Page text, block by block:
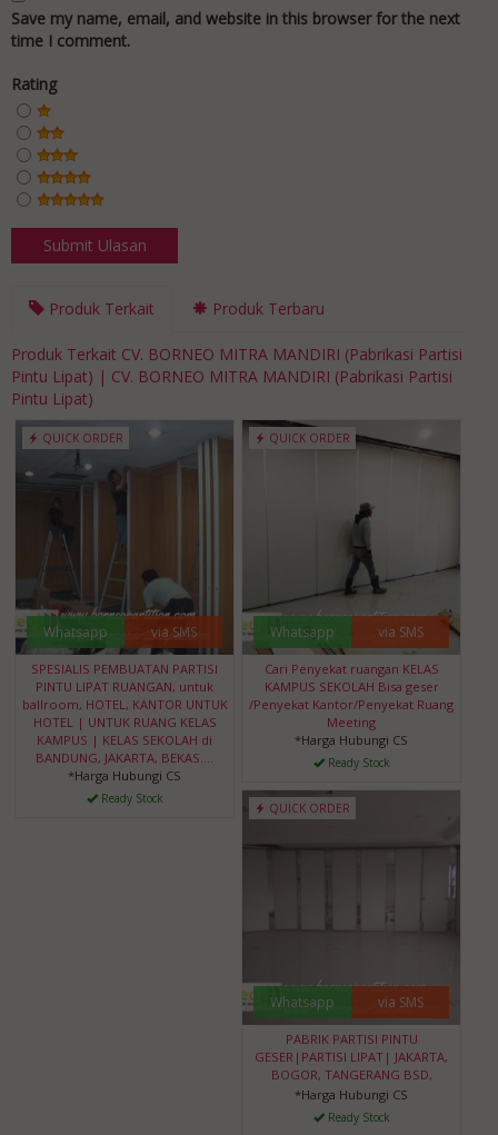
Save my name, email, and website in this browser for the next
time I comment.
Rating
Produk Terkait Produk Terbaru
Produk Terkait CV. BORNEO MITRA MANDIRI (Pabrikasi Partisi
Pintu Lipat) | CV. BORNEO MITRA MANDIRI (Pabrikasi Partisi
Pintu Lipat)
QUICK ORDER
Whatsapp via SMS
SPESIALIS PEMBUATAN PARTISI
PINTU LIPAT RUANGAN, untuk
ballroom, HOTEL, KANTOR UNTUK
HOTEL | UNTUK RUANG KELAS
KAMPUS | KELAS SEKOLAH di
BANDUNG, JAKARTA, BEKAS....
*Harga Hubungi CS
Ready Stock
QUICK ORDER
Whatsapp via SMS
Cari Penyekat ruangan KELAS
KAMPUS SEKOLAH Bisa geser
/Penyekat Kantor/Penyekat Ruang
Meeting
*Harga Hubungi CS
Ready Stock
QUICK ORDER
Whatsapp via SMS
PABRIK PARTISI PINTU
GESER|PARTISI LIPAT| JAKARTA,
BOGOR, TANGERANG BSD,
*Harga Hubungi CS
Ready Stock